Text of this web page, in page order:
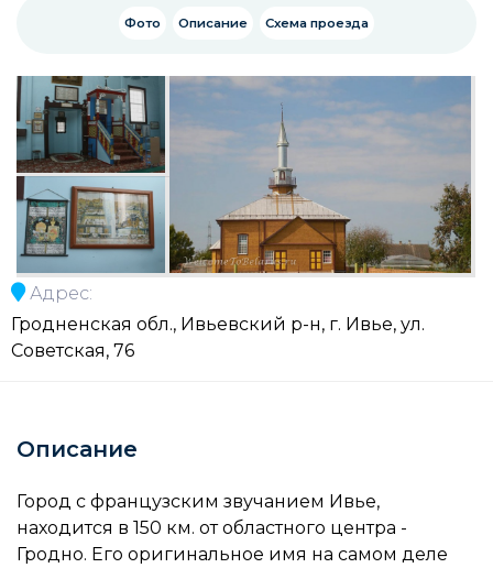
Фото Описание Схема проезда
Адрес:
Гродненская обл., Ивьевский р-н, г. Ивье, ул.
Советская, 76
Описание
Город с французским звучанием Ивье,
находится в 150 км. от областного центра -
Гродно. Его оригинальное имя на самом деле